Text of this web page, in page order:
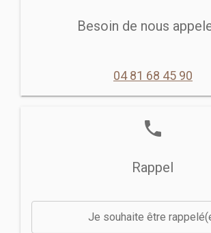
Besoin de nous
04 81 68 45 90
phone
Rappel
Je souhaite être